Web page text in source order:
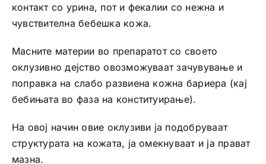
контакт со урина, пот и фекалии со нежна и
чувствителна бебешка кожа.
Масните материи во препаратот со своето
оклузивно дејство овозможуваат зачувување и
поправка на слабо развиена кожна бариера (кај
бебињата во фаза на конституирање).
На овој начин овие оклузиви ја подобруваат
структурата на кожата, ја омекнуваат и ја прават
мазна.